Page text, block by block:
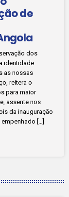
de
dos
identidade
as nossas
reitera o
para maior
assente nos
da inauguração
[…]